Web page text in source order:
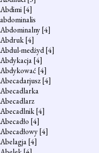
Abdimi[4]
abdominalis
Abdominalny[4]
Abdruk[4]
Abdul-medżyd[4]
Abdykacja[4]
Abdykować [4]
Abecadarjusz[4]
Abecadlarka
Abecadlarz
Abecadlnik[4]
Abecadło [4]
Abecadłowy[4]
Abelagja[4]